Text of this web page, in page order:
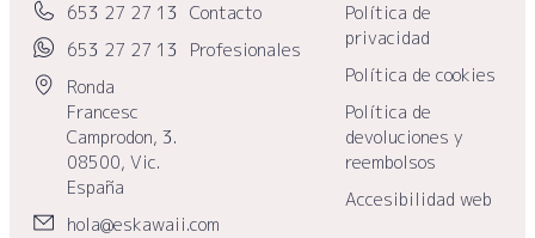
653 27 27 13
653 27 27 13
Ronda
Francesc
Camprodon, 3.
08500, Vic.
España
hola@eskawaii.com
Contacto
Profesionales
Política de
privacidad
Política de cookies
Política de
devoluciones y
reembolsos
Accesibilidad web